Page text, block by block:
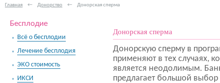
Главная ← Донорство ← Донорская сперма
Бесплодие
Всё о бесплодии
Лечение бесплодия
ЭКО стоимость
ИКСИ
Донорская сперма
Донорскую сперму в
применяют в тех случаях,
является неодолимым.
предлагает большой